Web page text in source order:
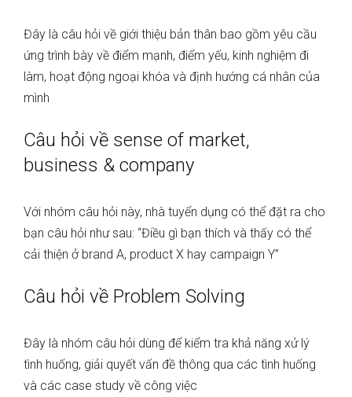
Đây là câu hỏi về giới thiệu bản thân bao gồm yêu cầu
ứng trình bày về điểm mạnh, điểm yếu, kinh nghiệm đi
làm, hoạt động ngoại khóa và định hướng cá nhân của
mình
Câu hỏi về sense of market,
business & company
Với nhóm câu hỏi này, nhà tuyển dụng có thể đặt ra cho
bạn câu hỏi như sau: “Điều gì bạn thích và thấy có thể
cải thiện ở brand A, product X hay campaign Y”
Câu hỏi về Problem Solving
Đây là nhóm câu hỏi dùng để kiểm tra khả năng xử lý
tình huống, giải quyết vấn đề thông qua các tình huống
và các case study về công việc